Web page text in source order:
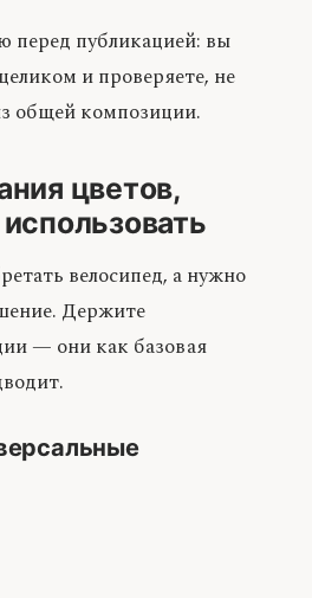
перед публикацией: вы
и проверяете, не
общей композиции.
цветов,
велосипед, а нужно
Держите
— они как базовая